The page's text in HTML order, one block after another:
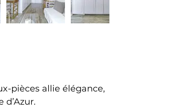
pièces allie élégance,